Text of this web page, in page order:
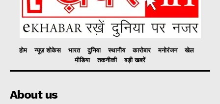
होम न्यूज़ शोकेस भारत दुनिया स्थानीय कारोबार मनोरंजन
खेल
मीडिया
तकनीकी बड़ी खबरें
About us